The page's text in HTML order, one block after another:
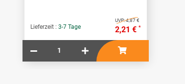
Lieferzeit : 3-7 Tage
UVP:4,87 €
2,21 € *